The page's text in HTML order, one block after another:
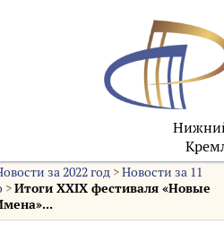
за 2022 год>Новости за 11
>Итоги XXIX фестиваля «Новые